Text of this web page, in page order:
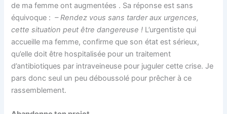
de ma femme ont augmentées . Sa réponse est sans
équivoque : – Rendez vous sans tarder aux urgences,
cette situation peut être dangereuse ! L’urgentiste qui
accueille ma femme, confirme que son état est sérieux,
qu’elle doit être hospitalisée pour un traitement
d’antibiotiques par intraveineuse pour juguler cette crise. Je
pars donc seul un peu déboussolé pour prêcher à ce
rassemblement.